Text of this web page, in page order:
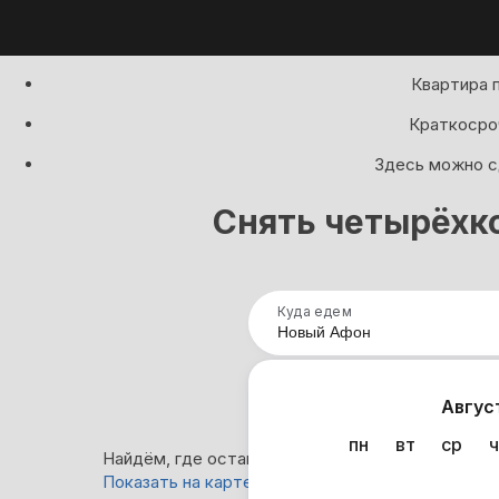
Квартира
Здесь можно
Снять
Куда едем
пн
вт ср
Найдём, где остановиться в Новом Афоне: 0
Показать на карте